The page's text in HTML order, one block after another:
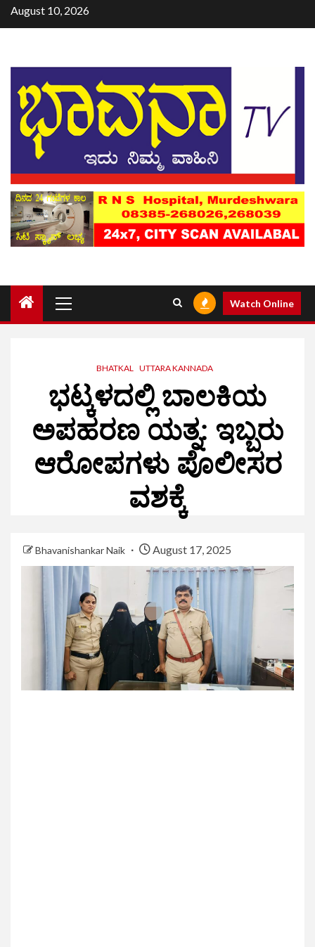
August 10, 2026
Watch Online
BHATKAL UTTARA KANNADA
ಭಟ್ಕಳದಲ್ಲಿ ಬಾಲಕಿಯ
ಅಪಹರಣ ಯತ್ನ: ಇಬ್ಬರು
ಆರೋಪಗಳು ಪೊಲೀಸರ
ವಶಕ್ಕೆ
Bhavanishankar Naik August 17, 2025